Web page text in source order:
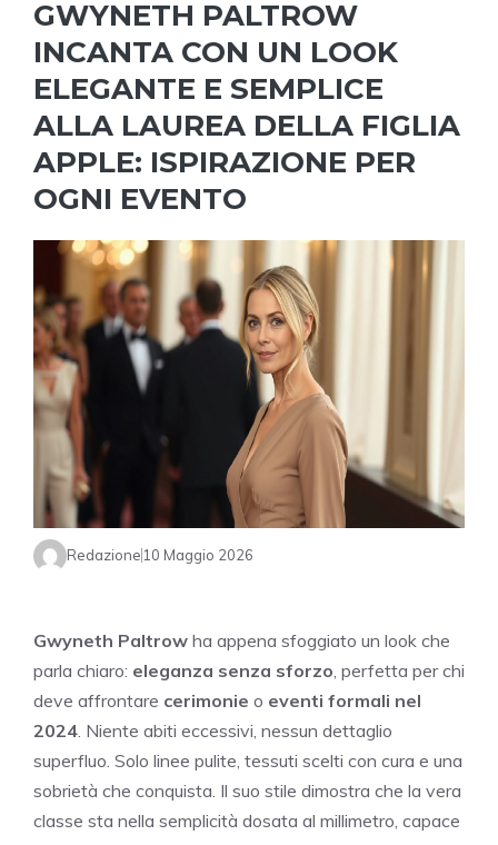
GWYNETH PALTROW
INCANTA CON UN LOOK
ELEGANTE E SEMPLICE
ALLA LAUREA DELLA FIGLIA
APPLE: ISPIRAZIONE PER
OGNI EVENTO
Redazione10 Maggio 2026
Gwyneth Paltrow ha appena sfoggiato un look che
parla chiaro: eleganza senza sforzo , perfetta per chi
deve affrontare cerimonie o eventi formali nel
2024 . Niente abiti eccessivi, nessun dettaglio
superfluo. Solo linee pulite, tessuti scelti con cura e una
sobrietà che conquista. Il suo stile dimostra che la vera
classe sta nella semplicità dosata al millimetro, capace